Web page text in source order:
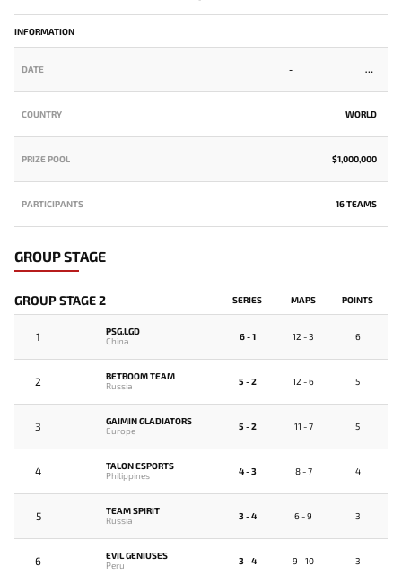
INFORMATION
DATE -
COUNTRY WORLD
PRIZE POOL $1,000,000
PARTICIPANTS 16 TEAMS
GROUP STAGE
GROUP STAGE 2 SERIES MAPS POINTS
1
PSG.LGD
China
6 - 1 12 - 3 6
2
BETBOOM TEAM
Russia
5 - 2 12 - 6 5
3
GAIMIN GLADIATORS
Europe
5 - 2 11 - 7 5
4
TALON ESPORTS
Philippines
4 - 3 8 - 7 4
5
TEAM SPIRIT
Russia
3 - 4 6 - 9 3
6
EVIL GENIUSES
Peru
3 - 4 9 - 10 3